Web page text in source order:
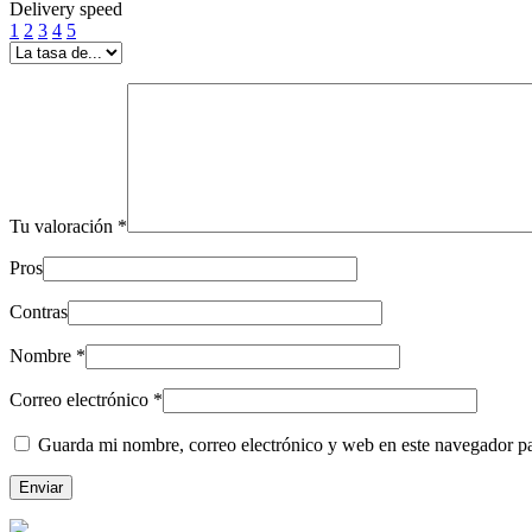
Delivery speed
1 2 3 4 5
Tu valoración *
Pros
Contras
Nombre *
Correo electrónico *
Guarda mi nombre, correo electrónico y web en este navegador